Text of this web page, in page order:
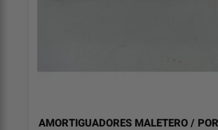
AMORTIGUADORES MALETERO /